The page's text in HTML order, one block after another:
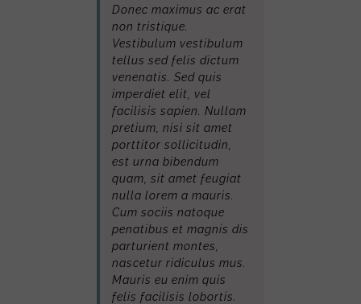
Donec maximus ac erat
non tristique.
Vestibulum vestibulum
tellus sed felis dictum
venenatis. Sed quis
imperdiet elit, vel
facilisis sapien. Nullam
pretium, nisi sit amet
porttitor sollicitudin,
est urna bibendum
quam, sit amet feugiat
nulla lorem a mauris.
Cum sociis natoque
penatibus et magnis dis
parturient montes,
nascetur ridiculus mus.
Mauris eu enim quis
felis facilisis lobortis.